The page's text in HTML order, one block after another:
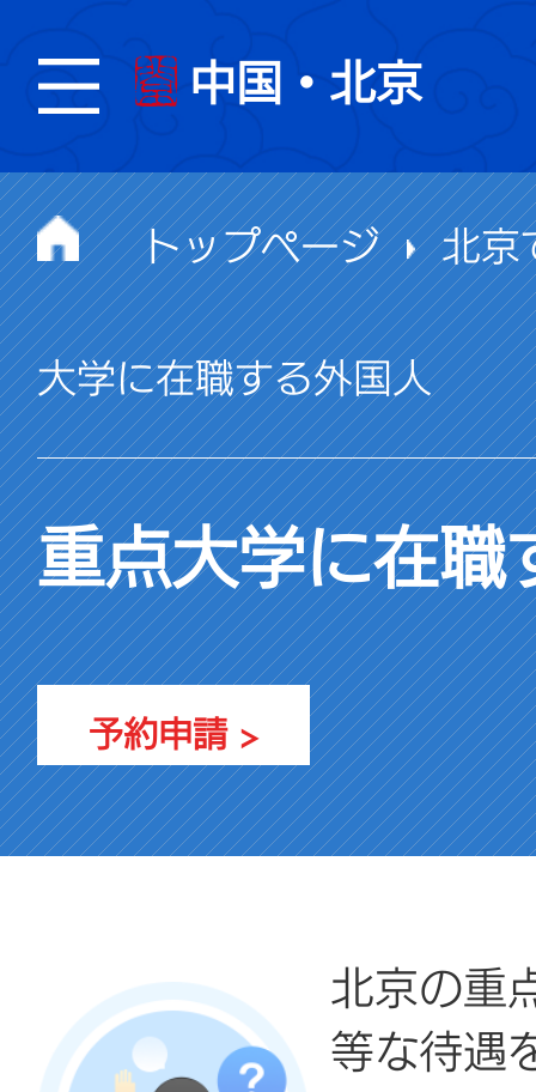
中国・北京
トップページ 北京
大学に在職する外国人
重点大学に在職
予約申請 >
北京の重
等な待遇